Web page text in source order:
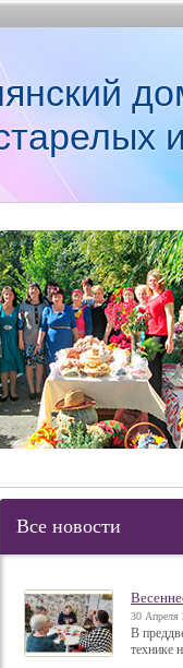
Все новости
30 Апреля
В
технике